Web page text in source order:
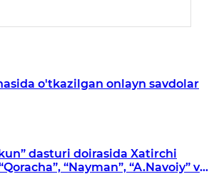
o'tkazilgan onlayn savdolar
dasturi doirasida Xatirchi
“Nayman”, “A.Navoiy” va